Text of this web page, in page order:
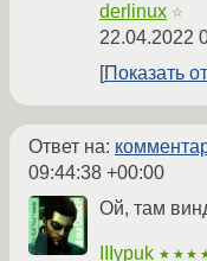
derlinux ☆
22.04.2022
Показать
Ответ на:
09:44:38 +00:00
Ой, там
IIIypuk